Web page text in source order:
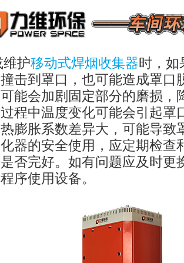
维护移动式焊烟收集器时，如
击到罩口，也可能造成罩口
能会加剧固定部分的磨损，
程中温度变化可能会引起罩
膨胀系数差异大，可能导致
器的安全使用，应定期检查
否完好。如有问题应及时更
序使用设备。